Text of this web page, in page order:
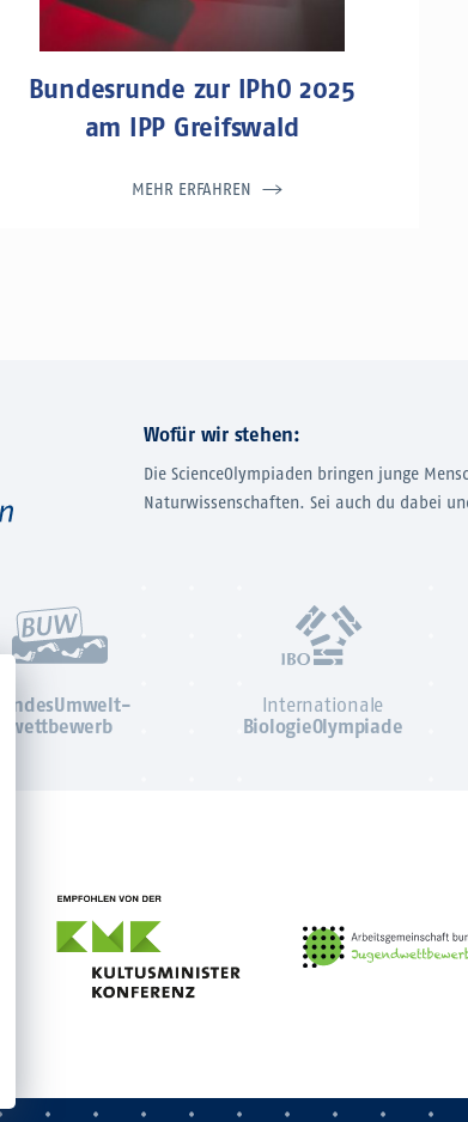
Bundesrunde zur IPhO 2025
am IPP Greifswald
MEHR ERFAHREN
Wofür wir stehen:
Die ScienceOlympiaden bringen junge
Naturwissenschaften. Sei auch du dabei
BundesUmwelt-
wettbewerb
Internationale
BiologieOlympiade